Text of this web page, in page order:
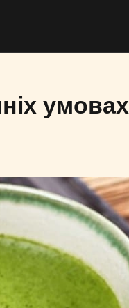
умовах